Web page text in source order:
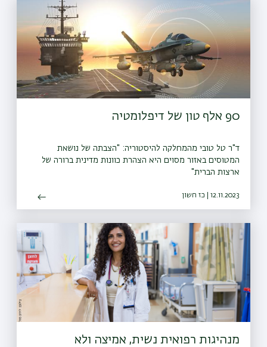
90 אלף טון של דיפלומטיה
ד"ר טל טובי מהמחלקה להיסטוריה: "הצבתה של נושאת
המטוסים באזור מסוים היא הצהרת כוונות מדינית ברורה של
ארצות הברית"
12.11.2023 | כז חשון
מנהיגות רפואית נשית, אמיצה ולא